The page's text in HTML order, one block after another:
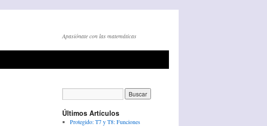
Apasiónate con las matemáticas
Últimos Artículos
Protegido: T7 y T8: Funciones